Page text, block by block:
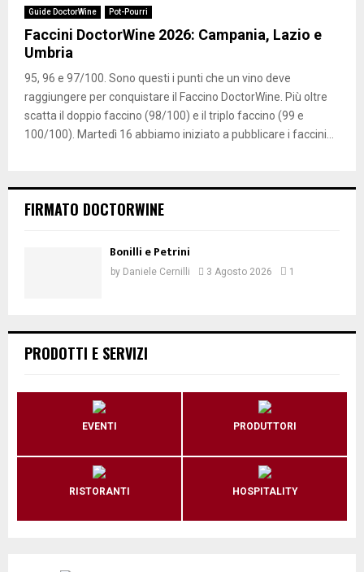
Guide DoctorWine Pot-Pourri
Faccini DoctorWine 2026: Campania, Lazio e
Umbria
95, 96 e 97/100. Sono questi i punti che un vino deve
raggiungere per conquistare il Faccino DoctorWine. Più oltre
scatta il doppio faccino (98/100) e il triplo faccino (99 e
100/100). Martedì 16 abbiamo iniziato a pubblicare i faccini...
FIRMATO DOCTORWINE
Bonilli e Petrini
by Daniele Cernilli 3 Agosto 2026 1
PRODOTTI E SERVIZI
EVENTI PRODUTTORI
RISTORANTI HOSPITALITY